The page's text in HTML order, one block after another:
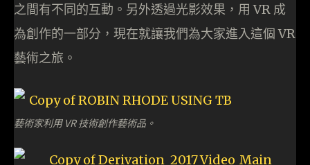
之間有不同的互動。另外透過光影效果，用 VR 成
為創作的一部分，現在就讓我們為大家進入這個 VR
藝術之旅。
藝術家利用 VR 技術創作藝術品。